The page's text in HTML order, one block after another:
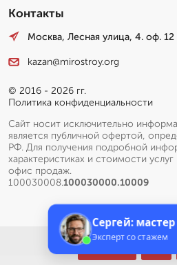
Контакты
Москва, Лесная улица, 4. оф. 12
kazan@mirostroy.org
© 2016 - 2026 гг.
Политика конфиденциальности
Сайт носит исключительно
является публичной офертой,
РФ. Для получения подробной
характеристиках и стоимости
офис продаж.
100030008.100030000.10009
Меню
Сергей: мастер
Эксперт со стажем